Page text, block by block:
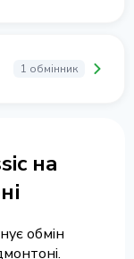
1 обмінник
на
обмін